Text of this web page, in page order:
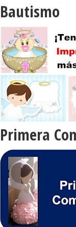
Bautismo
Primera